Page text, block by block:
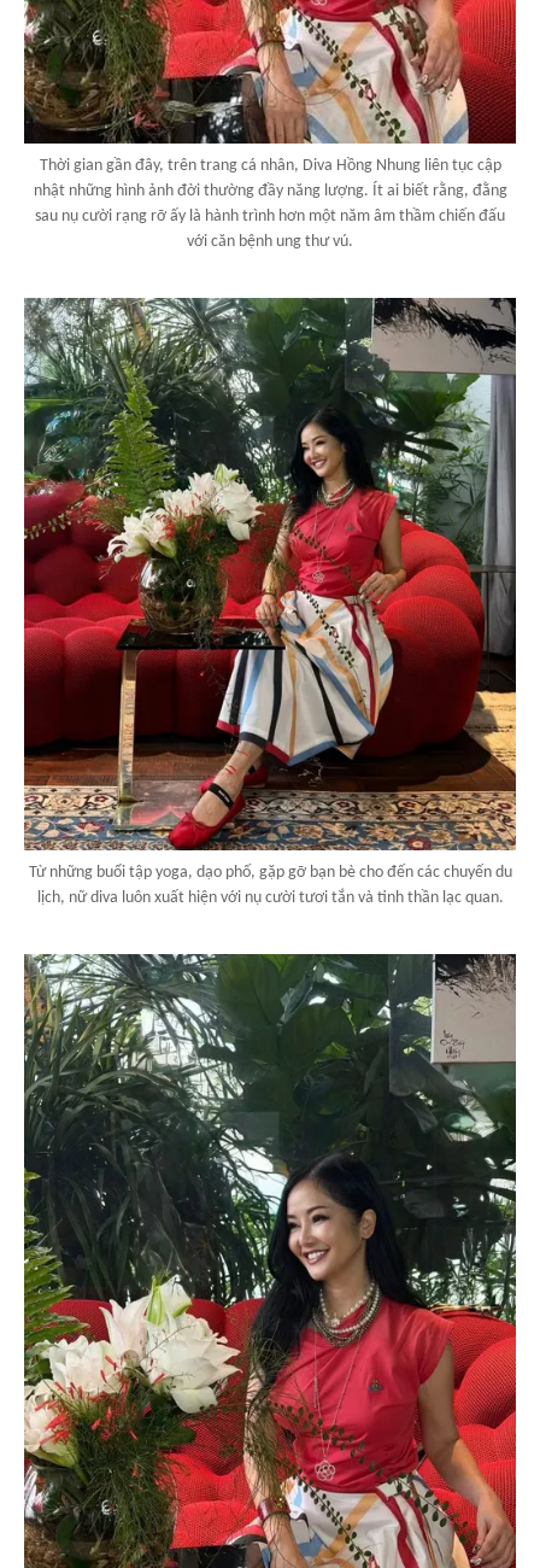
Thời gian gần đây, trên trang cá nhân, Diva Hồng Nhung liên tục cập
nhật những hình ảnh đời thường đầy năng lượng. Ít ai biết rằng, đằng
sau nụ cười rạng rỡ ấy là hành trình hơn một năm âm thầm chiến đấu
với căn bệnh ung thư vú.
Từ những buổi tập yoga, dạo phố, gặp gỡ bạn bè cho đến các chuyến du
lịch, nữ diva luôn xuất hiện với nụ cười tươi tắn và tinh thần lạc quan.